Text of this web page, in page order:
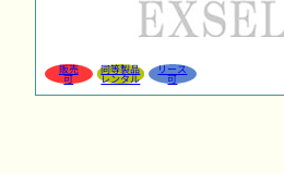
販売
可
同等製品
レンタル
リース
可